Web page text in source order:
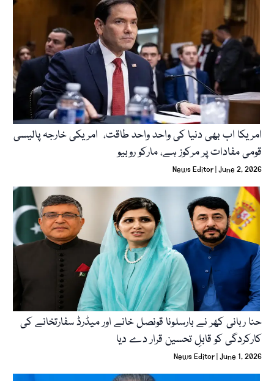
امریکا اب بھی دنیا کی واحد واحد طاقت، امریکی خارجہ پالیسی
قومی مفادات پر مرکوز ہے، مارکو روبیو
News Editor June 2, 2026
حنا ربانی کھر نے بارسلونا قونصل خانے اور میڈرڈ سفارتخانے کی
کارکردگی کو قابلِ تحسین قرار دے دیا
News Editor June 1, 2026